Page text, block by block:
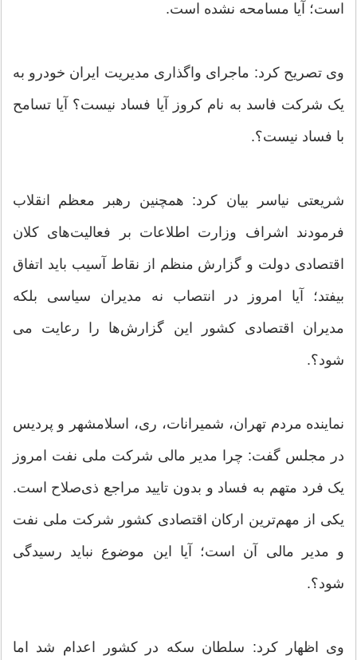
است؛ آیا مسامحه نشده است.
وی تصریح کرد: ماجرای واگذاری مدیریت ایران خودرو به
یک شرکت فاسد به نام کروز آیا فساد نیست؟ آیا تسامح
با فساد نیست؟.
شریعتی نیاسر بیان کرد: همچنین رهبر معظم انقلاب
فرمودند اشراف وزارت اطلاعات بر فعالیت‌های کلان
اقتصادی دولت و گزارش منظم از نقاط آسیب باید اتفاق
بیفتد؛ آیا امروز در انتصاب نه مدیران سیاسی بلکه
مدیران اقتصادی کشور این گزارش‌ها را رعایت می
شود؟.
نماینده مردم تهران، شمیرانات، ری، اسلامشهر و پردیس
در مجلس گفت: چرا مدیر مالی شرکت ملی نفت امروز
یک فرد متهم به فساد و بدون تایید مراجع ذی‌صلاح است.
یکی از مهم‌ترین ارکان اقتصادی کشور شرکت ملی نفت
و مدیر مالی آن است؛ آیا این موضوع نباید رسیدگی
شود؟.
وی اظهار کرد: سلطان سکه در کشور اعدام شد اما